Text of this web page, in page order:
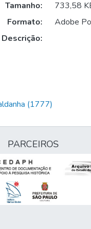
Tamanho:
733,58
Formato:
Adobe
Descrição:
(1777)
PARCEIROS